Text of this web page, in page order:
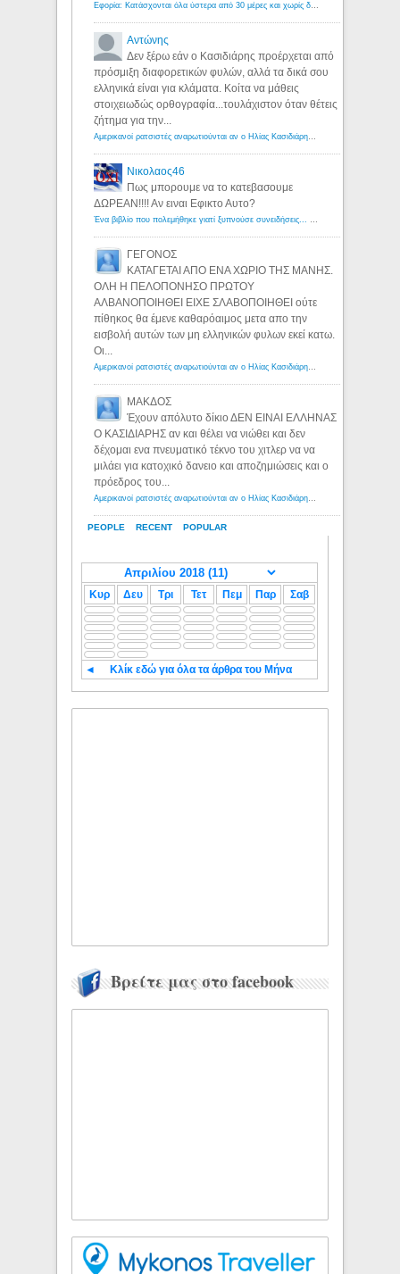
PEOPLE RECENT POPULAR
Εφορία: Κατάσχονται όλα ύστερα από 30 μέρες και χωρίς δικαστικές αποφάσεις - Λόγιος Ερμής
Αντώνης
Δεν ξέρω εάν ο Κασιδιάρης προέρχεται από
πρόσμιξη διαφορετικών φυλών, αλλά τα δικά σου
ελληνικά είναι για κλάματα. Κοίτα να μάθεις
στοιχειωδώς ορθογραφία...τουλάχιστον όταν θέτεις
ζήτημα για την...
Αμερικανοί ρατσιστές αναρωτιούνται αν ο Ηλίας Κασιδιάρης ανήκει στη λευκή φυλή... - Λόγιος Ερμής
Νικολαος46
Πως μπορουμε να το κατεβασουμε
ΔΩΡΕΑΝ!!!! Αν ειναι Εφικτο Αυτο?
Ένα βιβλίο που πολεμήθηκε γιατί ξυπνούσε συνειδήσεις... - Λόγιος Ερμής | Η γνώση ξεκινάει με την αναζήτηση...
ΓΕΓΟΝΟΣ
ΚΑΤΑΓΕΤΑΙ ΑΠΟ ΕΝΑ ΧΩΡΙΟ ΤΗΣ ΜΑΝΗΣ.
ΟΛΗ Η ΠΕΛΟΠΟΝΗΣΟ ΠΡΩΤΟΥ
ΑΛΒΑΝΟΠΟΙΗΘΕΙ ΕΙΧΕ ΣΛΑΒΟΠΟΙΗΘΕΙ ούτε
πίθηκος θα έμενε καθαρόαιμος μετα απο την
εισβολή αυτών των μη ελληνικών φυλων εκεί κατω.
Οι...
Αμερικανοί ρατσιστές αναρωτιούνται αν ο Ηλίας Κασιδιάρης ανήκει στη λευκή φυλή... - Λόγιος Ερμής
ΜΑΚΔΟΣ
Έχουν απόλυτο δίκιο ΔΕΝ ΕΙΝΑΙ ΕΛΛΗΝΑΣ
Ο ΚΑΣΙΔΙΑΡΗΣ αν και θέλει να νιώθει και δεν
δέχομαι ενα πνευματικό τέκνο του χιτλερ να να
μιλάει για κατοχικό δανειο και αποζημιώσεις και ο
πρόεδρος του...
Αμερικανοί ρατσιστές αναρωτιούνται αν ο Ηλίας Κασιδιάρης ανήκει στη λευκή φυλή... - Λόγιος Ερμής
Κυρ Δευ Τρι Τετ Πεμ Παρ Σαβ
◄ Κλίκ εδώ για όλα τα άρθρα του Μήνα
Βρείτε μας στο facebook